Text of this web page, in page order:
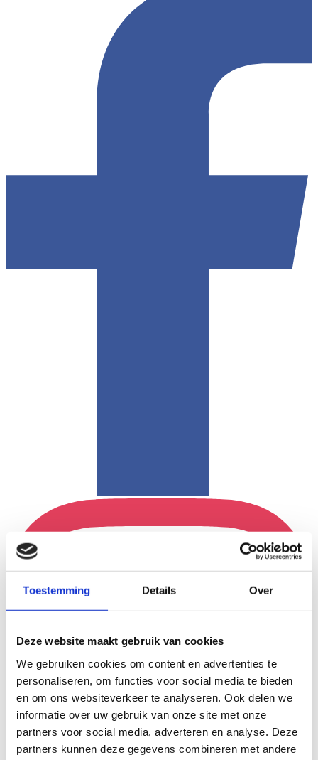
Toestemming Details Over
Deze website maakt gebruik van cookies
We gebruiken cookies om content en advertenties te
personaliseren, om functies voor social media te bieden
en om ons websiteverkeer te analyseren. Ook delen we
informatie over uw gebruik van onze site met onze
partners voor social media, adverteren en analyse. Deze
partners kunnen deze gegevens combineren met andere